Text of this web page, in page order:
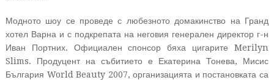
Модното шоу се проведе с любезното домакинство на Гранд
хотел Варна и с подкрепата на неговия генерален директор г-н
Иван Портних. Официален спонсор бяха цигарите Merilyn
Slims. Продуцент на събитието е Екатерина Тонева, Мисис
България World Beauty 2007, организацията и постановката са